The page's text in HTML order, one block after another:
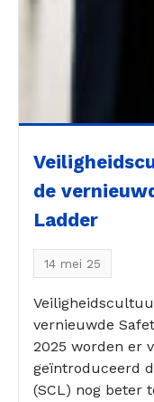
de
Ladder
14 mei 25
vernieuwde
2025 worden er
geïntroduceerd
(SCL) nog beter